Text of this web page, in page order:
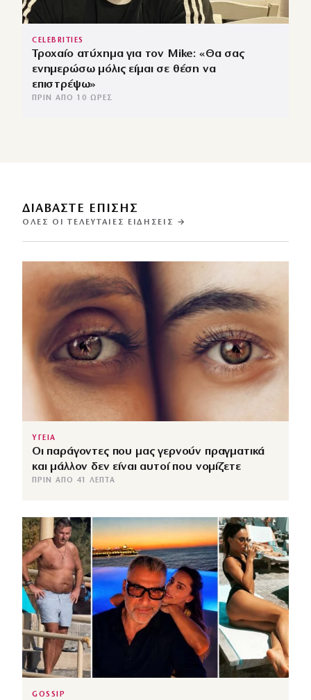
CELEBRITIES
Τροχαίο ατύχημα για τον Mike: «Θα σας
ενημερώσω μόλις είμαι σε θέση να
επιστρέψω»
ΠΡΙΝ ΑΠΌ 10 ΏΡΕΣ
ΔΙΑΒΑΣΤΕ ΕΠΙΣΗΣ
ΌΛΕΣ ΟΙ ΤΕΛΕΥΤΑΊΕΣ ΕΙΔΉΣΕΙΣ →
ΥΓΕΙΑ
Οι παράγοντες που μας γερνούν πραγματικά
και μάλλον δεν είναι αυτοί που νομίζετε
ΠΡΙΝ ΑΠΌ 41 ΛΕΠΤΆ
GOSSIP